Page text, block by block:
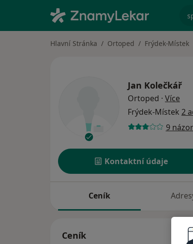
Hlavní Stránka Ortoped Frýdek-Místek
Jan Kolečkář
Ortoped · Více
Frýdek-Místek 2
9
Kontaktní údaje
Ceník
Ceník